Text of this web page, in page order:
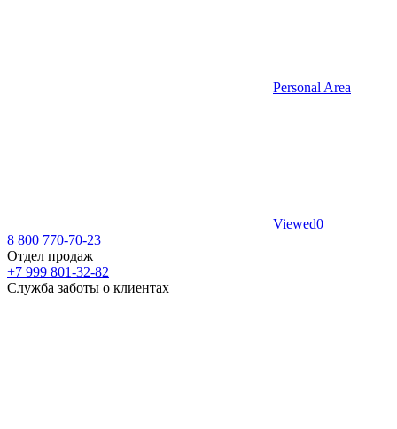
Personal Area
Viewed0
8 800 770-70-23
Отдел продаж
+7 999 801-32-82
Служба заботы о клиентах